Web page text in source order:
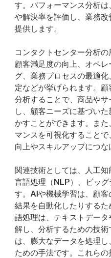
す。パフォーマンス分析
や解決率を評価し、業務
提供します。
コンタクトセンター分析の
顧客満足度の向上、オペ
グ、業務プロセスの最適
定などが挙げられます。
分析することで、商品や
し、顧客ニーズに基づい
かすことができます。ま
マンスを可視化すること
向上やスキルアップにつな
関連技術としては、人工
言語処理（NLP）、ビッ
す。AIや機械学習は、顧
結果を自動化したりする
語処理は、テキストデー
解し、分析するための技
は、膨大なデータを処理
ための手法です。これら